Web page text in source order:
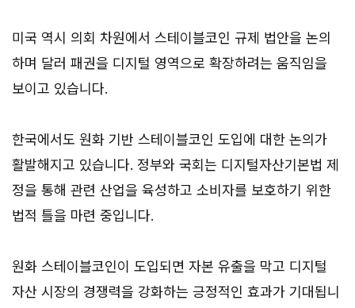
미국 역시 의회 차원에서 스테이블코인 규제 법안을 논의
하며 달러 패권을 디지털 영역으로 확장하려는 움직임을
보이고 있습니다.
한국에서도 원화 기반 스테이블코인 도입에 대한 논의가
활발해지고 있습니다. 정부와 국회는 디지털자산기본법 제
정을 통해 관련 산업을 육성하고 소비자를 보호하기 위한
법적 틀을 마련 중입니다.
원화 스테이블코인이 도입되면 자본 유출을 막고 디지털
자산 시장의 경쟁력을 강화하는 긍정적인 효과가 기대됩니